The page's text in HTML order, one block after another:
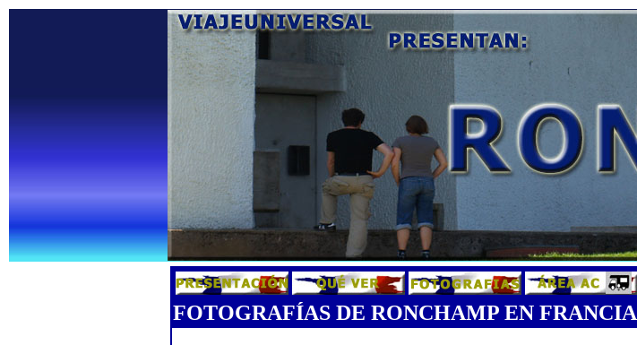
FOTOGRAFÍAS DE RONCHAMP EN FRANCIA